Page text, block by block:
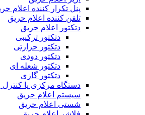
پنل تکرار کننده اعلام
تلفن کننده اعلام حریق
دتکتور اعلام حریق
دتکتور ترکیبی
دتکتور حرارتی
دتکتور دودی
دتکتور شعله ای
دتکتور گازی
دستگاه مرکزی یا کنترل
سیستم اعلام حریق
شستی اعلام حریق